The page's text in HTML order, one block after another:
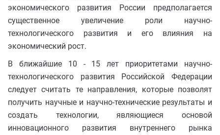
экономического развития России предполагается
существенное увеличение роли научно-
технологического развития и его влияния на
экономический рост.
В ближайшие 10 - 15 лет приоритетами научно-
технологического развития Российской Федерации
следует считать те направления, которые позволят
получить научные и научно-технические результаты и
создать технологии, являющиеся основой
инновационного развития внутреннего рынка